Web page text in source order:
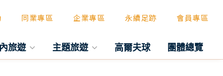
同業專區 企業專區 永續足跡 會員專區
旅遊 主題旅遊 高爾夫球 團體總覽